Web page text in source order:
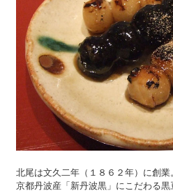
北尾は文久二年（１８６２年）に創業
京都丹波産「新丹波黒」にこだわる